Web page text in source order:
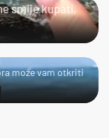
smije kupati,
može vam otkriti